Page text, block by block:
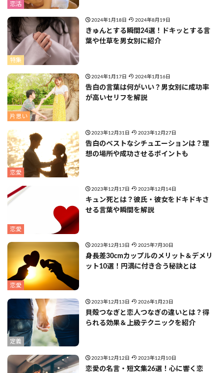
恋活
特集
2024年1月18日 2024年8月19日
きゅんとする瞬間24選！ドキッとする言
葉や仕草を男女別に紹介
片思い
2024年1月17日 2024年1月16日
告白の言葉は何がいい？男女別に成功率
が高いセリフを解説
恋愛
2023年12月31日 2023年12月27日
告白のベストなシチュエーションは？理
想の場所や成功させるポイントも
恋愛
2023年12月17日 2023年12月14日
キュン死とは？彼氏・彼女をドキドキさ
せる言葉や瞬間を解説
恋愛
2023年12月13日 2025年7月30日
身長差30cmカップルのメリット＆デメリ
ット10選！円満に付き合う秘訣とは
定義
2023年12月13日 2026年1月23日
貝殻つなぎと恋人つなぎの違いとは？得
られる効果＆上級テクニックを紹介
2023年12月12日 2023年12月10日
恋愛の名言・短文集26選！心に響く恋